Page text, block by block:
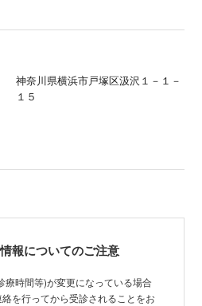
神奈川県横浜市戸塚区汲沢１－１－
１５
報についてのご注意
療時間等)が変更になっている場合
を行ってから受診されることをお